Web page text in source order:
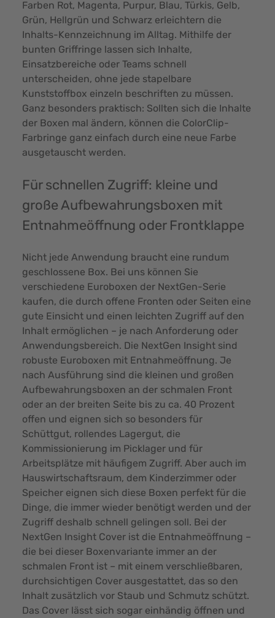
Farben Rot, Magenta, Purpur, Blau, Türkis, Gelb,
Grün, Hellgrün und Schwarz erleichtern die
Inhalts-Kennzeichnung im Alltag. Mithilfe der
bunten Griffringe lassen sich Inhalte,
Einsatzbereiche oder Teams schnell
unterscheiden, ohne jede stapelbare
Kunststoffbox einzeln beschriften zu müssen.
Ganz besonders praktisch: Sollten sich die Inhalte
der Boxen mal ändern, können die ColorClip-
Farbringe ganz einfach durch eine neue Farbe
ausgetauscht werden.
Für schnellen Zugriff: kleine und
große Aufbewahrungsboxen mit
Entnahmeöffnung oder Frontklappe
Nicht jede Anwendung braucht eine rundum
geschlossene Box. Bei uns können Sie
verschiedene Euroboxen der NextGen-Serie
kaufen, die durch offene Fronten oder Seiten eine
gute Einsicht und einen leichten Zugriff auf den
Inhalt ermöglichen – je nach Anforderung oder
Anwendungsbereich. Die NextGen Insight sind
robuste Euroboxen mit Entnahmeöffnung. Je
nach Ausführung sind die kleinen und großen
Aufbewahrungsboxen an der schmalen Front
oder an der breiten Seite bis zu ca. 40 Prozent
offen und eignen sich so besonders für
Schüttgut, rollendes Lagergut, die
Kommissionierung im Picklager und für
Arbeitsplätze mit häufigem Zugriff. Aber auch im
Hauswirtschaftsraum, dem Kinderzimmer oder
Speicher eignen sich diese Boxen perfekt für die
Dinge, die immer wieder benötigt werden und der
Zugriff deshalb schnell gelingen soll. Bei der
NextGen Insight Cover ist die Entnahmeöffnung –
die bei dieser Boxenvariante immer an der
schmalen Front ist – mit einem verschließbaren,
durchsichtigen Cover ausgestattet, das so den
Inhalt zusätzlich vor Staub und Schmutz schützt.
Das Cover lässt sich sogar einhändig öffnen und